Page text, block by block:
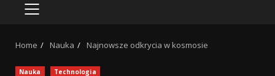
PRIMARY
Home Nauka Najnowsze odkrycia w kosmosie
Nauka Technologia